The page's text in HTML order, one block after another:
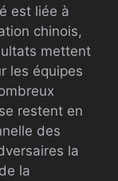
est liée à
chinois,
mettent
les équipes
restent en
des
la
la